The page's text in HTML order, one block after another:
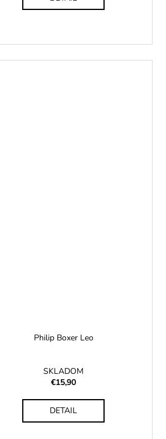
Philip Boxer Leo
SKLADOM
€15,90
DETAIL